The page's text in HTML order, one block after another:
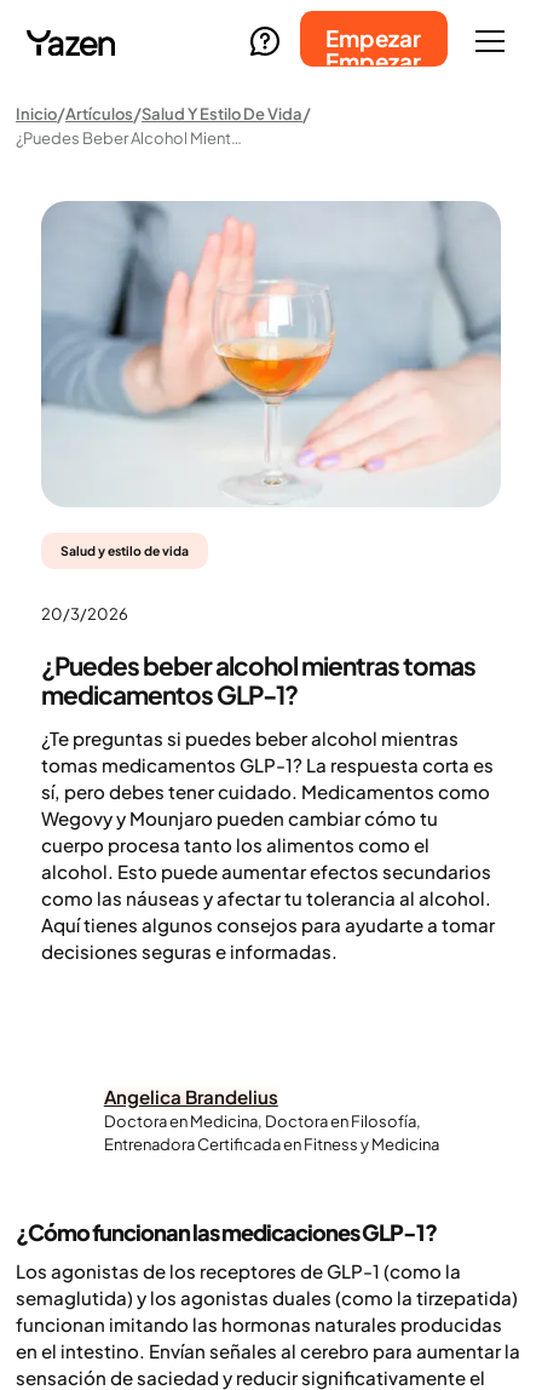
Empezar
Empezar
Inicio Artículos Salud Y Estilo De Vida
¿Puedes Beber Alcohol Mientras Tomas Medicamentos GLP-1?
Salud y estilo de vida
20/3/2026
¿Puedes beber alcohol mientras tomas
medicamentos GLP-1?
¿Te preguntas si puedes beber alcohol mientras
tomas medicamentos GLP-1? La respuesta corta es
sí, pero debes tener cuidado. Medicamentos como
Wegovy y Mounjaro pueden cambiar cómo tu
cuerpo procesa tanto los alimentos como el
alcohol. Esto puede aumentar efectos secundarios
como las náuseas y afectar tu tolerancia al alcohol.
Aquí tienes algunos consejos para ayudarte a tomar
decisiones seguras e informadas.
Angelica Brandelius
Doctora en Medicina, Doctora en Filosofía,
Entrenadora Certificada en Fitness y Medicina
¿Cómo funcionan las medicaciones GLP-1?
Los agonistas de los receptores de GLP-1 (como la
semaglutida) y los agonistas duales (como la tirzepatida)
funcionan imitando las hormonas naturales producidas
en el intestino. Envían señales al cerebro para aumentar la
sensación de saciedad y reducir significativamente el